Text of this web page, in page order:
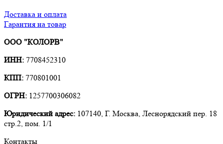
Доставка и оплата
Гарантия на товар
ООО "КОЛОРВ"
ИНН: 7708452310
КПП: 770801001
ОГРН: 1257700306082
Юридический адрес: 107140, Г. Москва, Леснорядский пер. 18
стр.2, пом. 1/1
Контакты